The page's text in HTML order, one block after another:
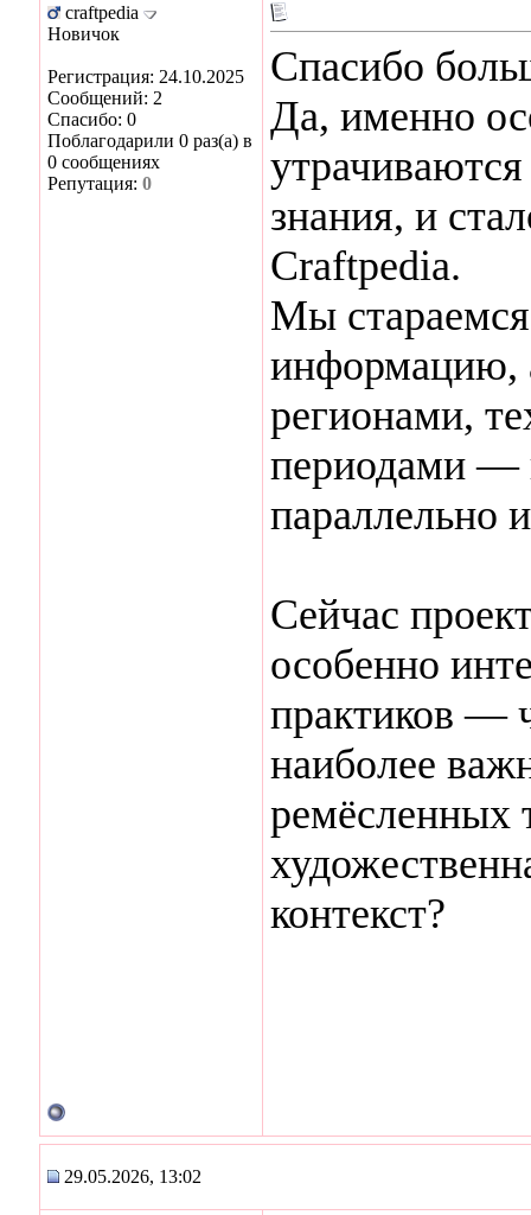
craftpedia
Новичок
Регистрация: 24.10.2025
Сообщений: 2
Спасибо: 0
Поблагодарили 0 раз(а) в
0 сообщениях
Репутация: 0
Спасибо
Да, именно
знания, и
Craftpedia.
Мы стараемся
информацию,
регионами,
периодами —
параллельно
Сейчас
особенно
практиков —
наиболее
ремёсленных
контекст?
29.05.2026, 13:02